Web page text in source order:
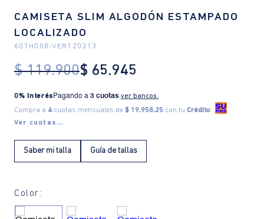
CAMISETA SLIM ALGODÓN ESTAMPADO
LOCALIZADO
601H008-VER120313
$ 119.900$ 65.945
0% Interés Pagando a 3 cuotas.ver bancos.
Compra a 4cuotas mensuales de $ 19.958,25 con tu Crédito
Ver cuotas...
Saber mi talla Guía de tallas
Color: